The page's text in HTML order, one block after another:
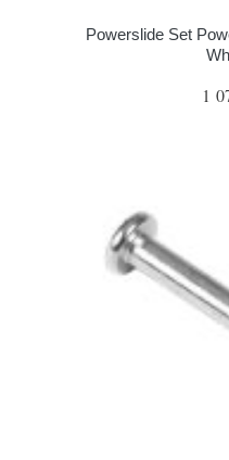
Powerslide Set
1